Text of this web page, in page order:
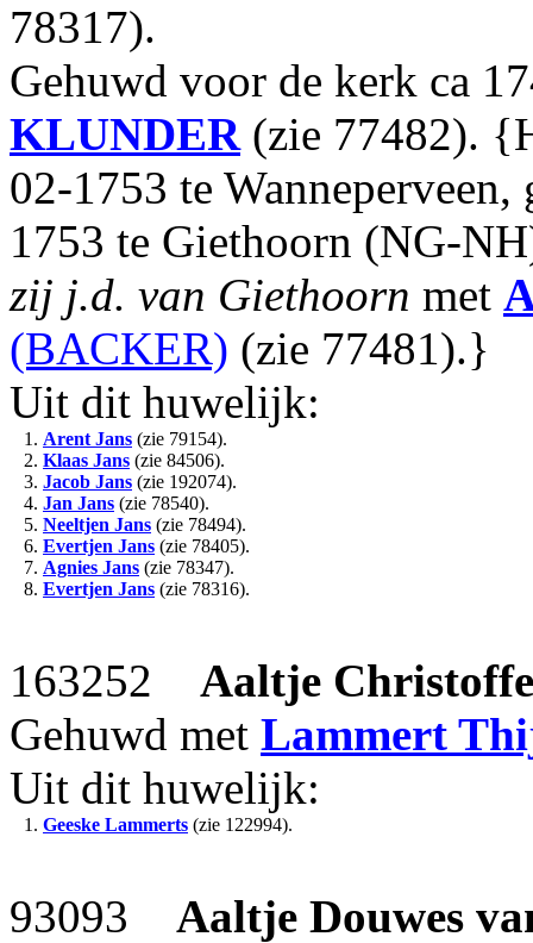
78317).
Gehuwd voor de kerk ca
KLUNDER(zie 77482).
02-1753 te
1753 te Giethoorn (NG-
zij j.d. van Giethoorn met
(BACKER) (zie 77481).}
Uit dit huwelijk:
1. Arent Jans (zie 79154).
2. Klaas Jans (zie 84506).
3. Jacob Jans (zie 192074).
4. Jan Jans (zie 78540).
5. Neeltjen Jans (zie 78494).
6. Evertjen Jans (zie 78405).
7. Agnies Jans (zie 78347).
8. Evertjen Jans (zie 78316).
163252 Aaltje
Gehuwd met Lammert
Uit dit huwelijk:
1. Geeske Lammerts (zie 122994).
93093 Aaltje Douwes